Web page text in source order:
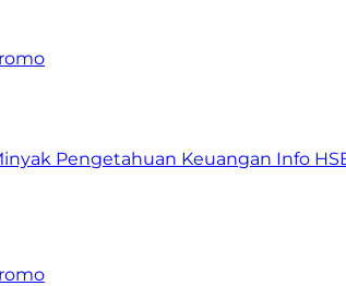
Pengetahuan Keuangan Info